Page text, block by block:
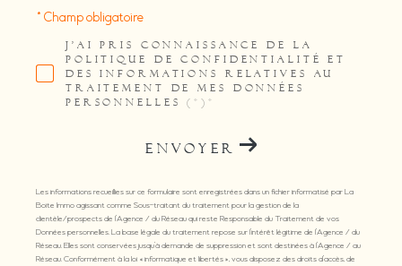
J'AI PRIS CONNAISSANCE DE LA
POLITIQUE DE CONFIDENTIALITÉ ET
DES INFORMATIONS RELATIVES AU
TRAITEMENT DE MES DONNÉES
PERSONNELLES (*)*
* Champ obligatoire
ENVOYER
Les informations recueillies sur ce formulaire sont enregistrées dans un fichier informatisé par La
Boite Immo agissant comme Sous-traitant du traitement pour la gestion de la
clientèle/prospects de l'Agence / du Réseau qui reste Responsable du Traitement de vos
Données personnelles. La base légale du traitement repose sur l'intérêt légitime de l'Agence / du
Réseau. Elles sont conservées jusqu'à demande de suppression et sont destinées à l'Agence / au
Réseau. Conformément à la loi « informatique et libertés », vous disposez des droits d’accès, de